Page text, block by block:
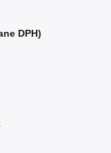
DPH)